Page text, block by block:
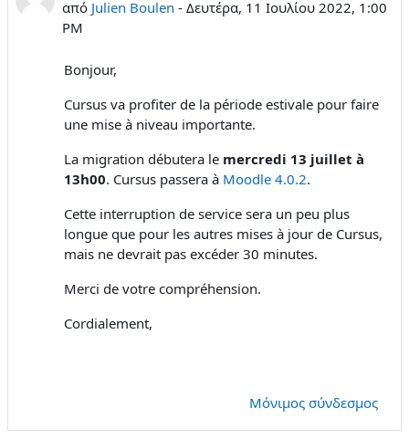
από Julien Boulen - Δευτέρα, 11 Ιουλίου 2022, 1:00
PM
Bonjour,
Cursus va profiter de la période estivale pour faire
une mise à niveau importante.
La migration débutera le mercredi 13 juillet à
13h00. Cursus passera à Moodle 4.0.2.
Cette interruption de service sera un peu plus
longue que pour les autres mises à jour de Cursus,
mais ne devrait pas excéder 30 minutes.
Merci de votre compréhension.
Cordialement,
Μόνιμος σύνδεσμος